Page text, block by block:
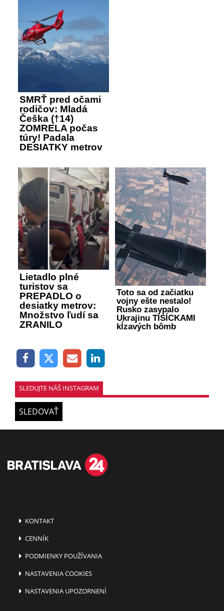
SMRŤ pred očami
rodičov: Mladá
Češka (†14)
ZOMRELA počas
túry! Padala
DESIATKY metrov
Lietadlo plné
turistov sa
PREPADLO o
desiatky metrov:
Množstvo ľudí sa
ZRANILO
Toto sa od začiatku
vojny ešte nestalo!
Rusko zasypalo
Ukrajinu TISÍCKAMI
kĺzavých bômb
SLEDUJTE NÁŠ INSTAGRAM
SLEDOVAŤ
KONTAKT
CENNÍK
PODMIENKY POUŽÍVANIA
NASTAVENIA COOKIES
NASTAVENIA UPOZORNENÍ